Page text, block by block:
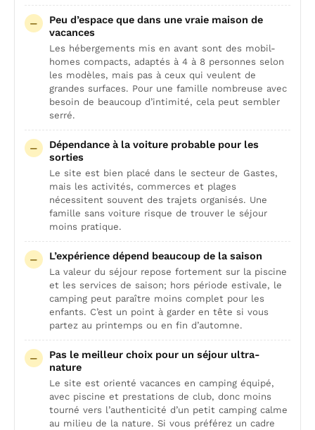
Peu d’espace que dans une vraie maison de
vacances
Les hébergements mis en avant sont des mobil-
homes compacts, adaptés à 4 à 8 personnes selon
les modèles, mais pas à ceux qui veulent de
grandes surfaces. Pour une famille nombreuse avec
besoin de beaucoup d’intimité, cela peut sembler
serré.
Dépendance à la voiture probable pour les
sorties
Le site est bien placé dans le secteur de Gastes,
mais les activités, commerces et plages
nécessitent souvent des trajets organisés. Une
famille sans voiture risque de trouver le séjour
moins pratique.
L’expérience dépend beaucoup de la saison
La valeur du séjour repose fortement sur la piscine
et les services de saison; hors période estivale, le
camping peut paraître moins complet pour les
enfants. C’est un point à garder en tête si vous
partez au printemps ou en fin d’automne.
Pas le meilleur choix pour un séjour ultra-
nature
Le site est orienté vacances en camping équipé,
avec piscine et prestations de club, donc moins
tourné vers l’authenticité d’un petit camping calme
au milieu de la nature. Si vous préférez un cadre